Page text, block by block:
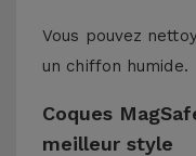
Vous pouvez
un chiffon humide.
Coques
meilleur style